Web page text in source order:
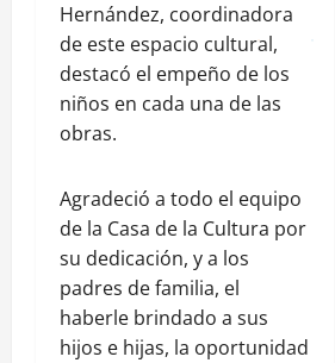
Hernández, coordinadora
de este espacio cultural,
destacó el empeño de los
niños en cada una de las
obras.
Agradeció a todo el equipo
de la Casa de la Cultura por
su dedicación, y a los
padres de familia, el
haberle brindado a sus
hijos e hijas, la oportunidad